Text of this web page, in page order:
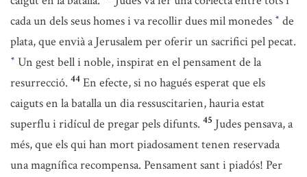
cada un dels seus homes i va recollir dues mil monedes * de
plata, que envià a Jerusalem per oferir un sacrifici pel pecat.
* Un gest bell i noble, inspirat en el pensament de la
resurrecció. 44 En efecte, si no hagués esperat que els
caiguts en la batalla un dia ressuscitarien, hauria estat
superflu i ridícul de pregar pels difunts. 45 Judes pensava, a
més, que els qui han mort piadosament tenen reservada
una magnífica recompensa. Pensament sant i piadós! Per